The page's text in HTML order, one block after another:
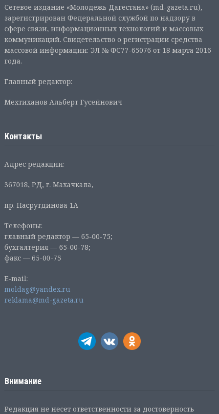
Сетевое издание «Молодежь Дагестана» (md-gazeta.ru),
зарегистрирован Федеральной службой по надзору в
сфере связи, информационных технологий и массовых
коммуникаций. Свидетельство о регистрации средства
массовой информации: ЭЛ № ФС77-65076 от 18 марта 2016
года.
Главный редактор:
Мехтиханов Альберт Гусейнович
Контакты
Адрес редакции:
367018, РД, г. Махачкала,
пр. Насрутдинова 1А
Телефоны:
главный редактор — 65-00-75;
бухгалтерия — 65-00-78;
факс — 65-00-75
E-mail:
moldag@yandex.ru
reklama@md-gazeta.ru
Внимание
Редакция не несет ответственности за достоверность